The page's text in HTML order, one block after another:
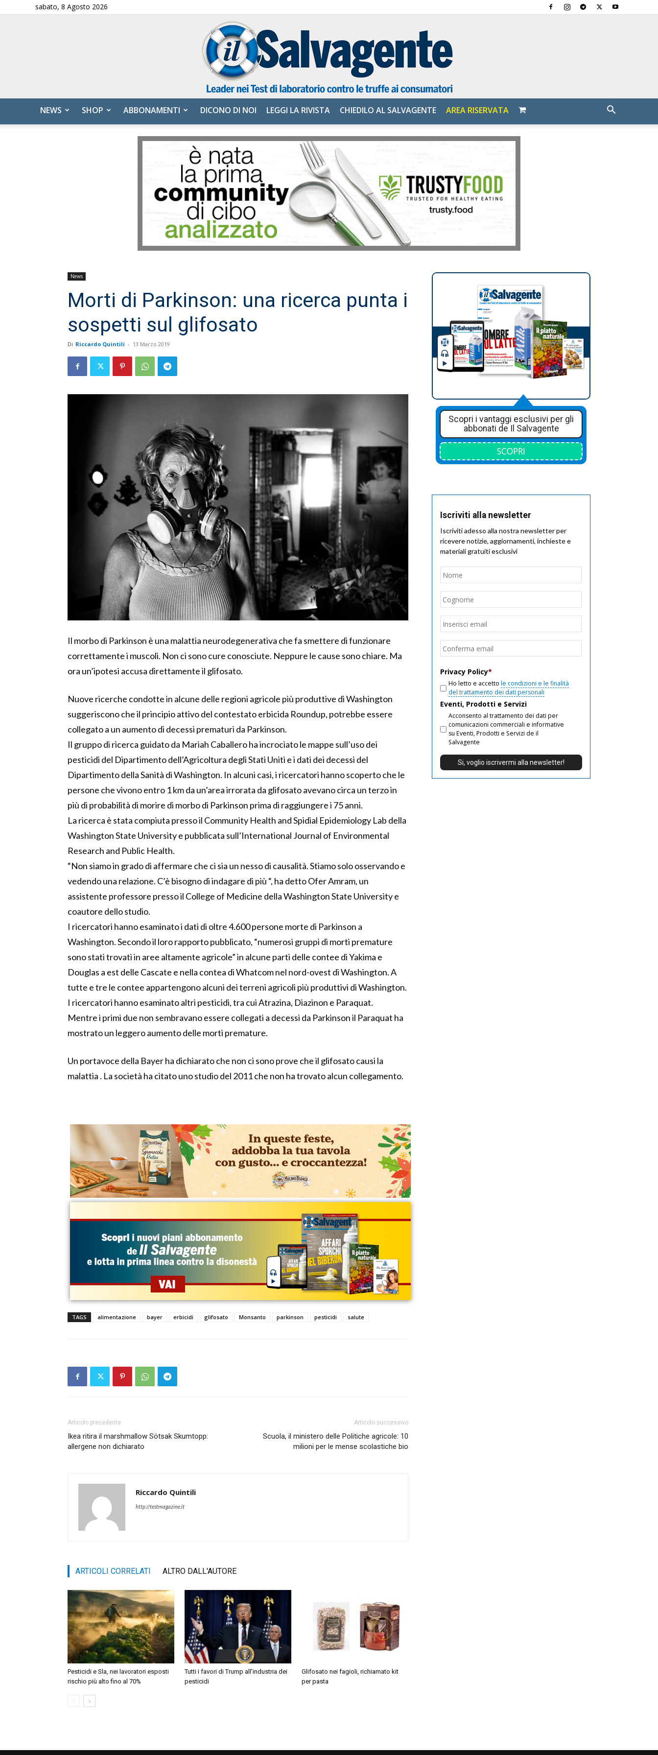
sabato, 8 Agosto 2026
Salvagente
NEWS SHOP ABBONAMENTI DICONO DI NOI LEGGI LA RIVISTA CHIEDILO AL SALVAGENTE AREA RISERVATA
News
Morti di Parkinson: una ricerca punta i
sospetti sul glifosato
Di Riccardo Quintili - 13 Marzo 2019
Il morbo di Parkinson è una malattia neurodegenerativa che fa smettere di funzionare
correttamente i muscoli. Non ci sono cure conosciute. Neppure le cause sono chiare. Ma
ora un’ipotesi accusa direttamente il glifosato.
Nuove ricerche condotte in alcune delle regioni agricole più produttive di Washington
suggeriscono che il principio attivo del contestato erbicida Roundup, potrebbe essere
collegato a un aumento di decessi prematuri da Parkinson.
Il gruppo di ricerca guidato da Mariah Caballero ha incrociato le mappe sull’uso dei
pesticidi del Dipartimento dell’Agricoltura degli Stati Uniti e i dati dei decessi del
Dipartimento della Sanità di Washington. In alcuni casi, i ricercatori hanno scoperto che le
persone che vivono entro 1 km da un’area irrorata da glifosato avevano circa un terzo in
più di probabilità di morire di morbo di Parkinson prima di raggiungere i 75 anni.
La ricerca è stata compiuta presso il Community Health and Spidial Epidemiology Lab della
Washington State University e pubblicata sull’International Journal of Environmental
Research and Public Health.
“Non siamo in grado di affermare che ci sia un nesso di causalità. Stiamo solo osservando e
vedendo una relazione. C’è bisogno di indagare di più “, ha detto Ofer Amram, un
assistente professore presso il College of Medicine della Washington State University e
coautore dello studio.
I ricercatori hanno esaminato i dati di oltre 4.600 persone morte di Parkinson a
Washington. Secondo il loro rapporto pubblicato, “numerosi gruppi di morti premature
sono stati trovati in aree altamente agricole” in alcune parti delle contee di Yakima e
Douglas a est delle Cascate e nella contea di Whatcom nel nord-ovest di Washington. A
tutte e tre le contee appartengono alcuni dei terreni agricoli più produttivi di Washington.
I ricercatori hanno esaminato altri pesticidi, tra cui Atrazina, Diazinon e Paraquat.
Mentre i primi due non sembravano essere collegati a decessi da Parkinson il Paraquat ha
mostrato un leggero aumento delle morti premature.
Un portavoce della Bayer ha dichiarato che non ci sono prove che il glifosato causi la
malattia . La società ha citato uno studio del 2011 che non ha trovato alcun collegamento.
TAGS alimentazione bayer erbicidi glifosato Monsanto parkinson pesticidi salute
Articolo precedente
Ikea ritira il marshmallow Sötsak Skumtopp:
allergene non dichiarato
Articolo successivo
Scuola, il ministero delle Politiche agricole: 10
milioni per le mense scolastiche bio
Riccardo Quintili
http://testmagazine.it
ARTICOLI CORRELATI ALTRO DALL'AUTORE
Pesticidi e Sla, nei lavoratori esposti
rischio più alto fino al 70%
Tutti i favori di Trump all’industria dei
pesticidi
Glifosato nei fagioli, richiamato kit
per pasta
Scopri i vantaggi esclusivi per gli
abbonati de Il Salvagente
SCOPRI
Iscriviti alla newsletter
Iscriviti adesso alla nostra newsletter per
ricevere notizie, aggiornamenti, inchieste e
materiali gratuiti esclusivi
Nome
Email
Privacy Policy*
Ho letto e accetto le condizioni e le finalità
del trattamento dei dati personali
Eventi, Prodotti e Servizi
Acconsento al trattamento dei dati per
comunicazioni commerciali e informative
su Eventi, Prodotti e Servizi de il
Salvagente